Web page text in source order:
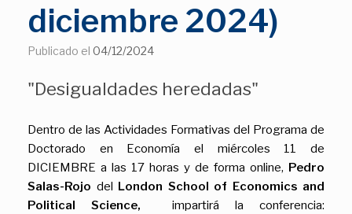
diciembre 2024)
Publicado el 04/12/2024
"Desigualdades heredadas"
Dentro de las Actividades Formativas del Programa de
Doctorado en Economía el miércoles 11 de
DICIEMBRE a las 17 horas y de forma online, Pedro
Salas-Rojo del London School of Economics and
Political Science,
impartirá la conferencia: